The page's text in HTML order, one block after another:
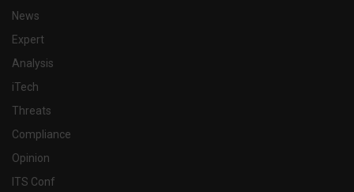
News
Expert
Analysis
iTech
Threats
Compliance
Opinion
ITS Conf